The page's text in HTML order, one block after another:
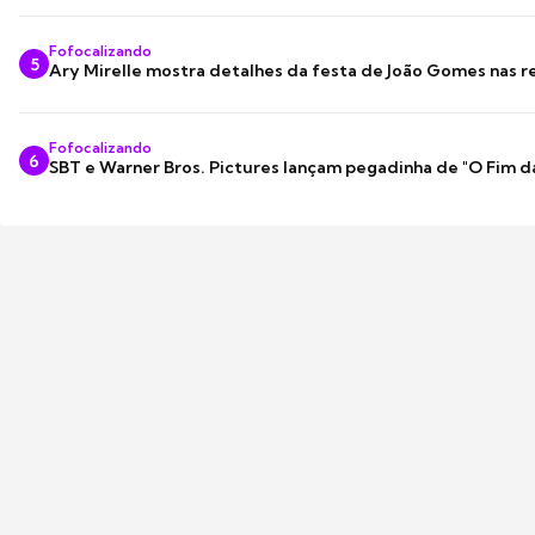
5
Fofocalizando
Ary Mirelle mostra detalhes da festa de João Gomes nas
6
Fofocalizando
SBT e Warner Bros. Pictures lançam pegadinha de "O Fim